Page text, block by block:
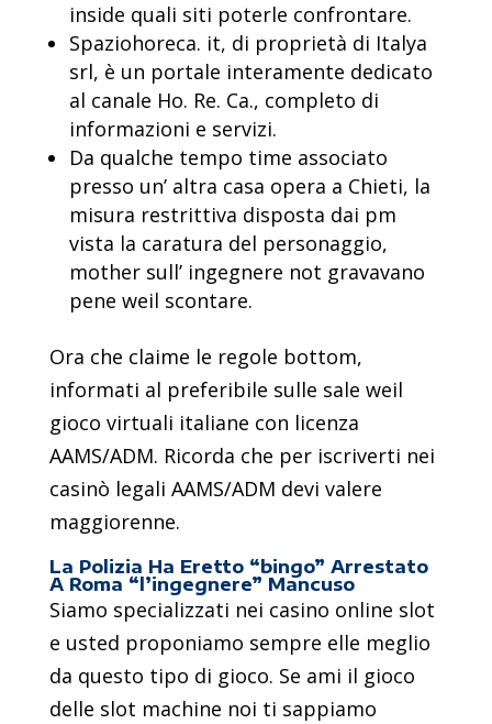
inside quali siti poterle confrontare.
Spaziohoreca. it, di proprietà di Italya
srl, è un portale interamente dedicato
al canale Ho. Re. Ca., completo di
informazioni e servizi.
Da qualche tempo time associato
presso un’ altra casa opera a Chieti, la
misura restrittiva disposta dai pm
vista la caratura del personaggio,
mother sull’ ingegnere not gravavano
pene weil scontare.
Ora che claime le regole bottom,
informati al preferibile sulle sale weil
gioco virtuali italiane con licenza
AAMS/ADM. Ricorda che per iscriverti nei
casinò legali AAMS/ADM devi valere
maggiorenne.
La Polizia Ha Eretto “bingo” Arrestato
A Roma “l’ingegnere” Mancuso
Siamo specializzati nei casino online slot
e usted proponiamo sempre elle meglio
da questo tipo di gioco. Se ami il gioco
delle slot machine noi ti sappiamo